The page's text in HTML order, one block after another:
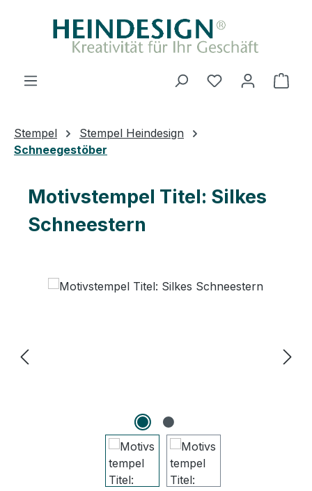
Zum Hauptinhalt springen
Du hast 0
Stempel
Stempel Heindesign
Schneegestöber
Motivstempel Titel: Silkes
Schneestern